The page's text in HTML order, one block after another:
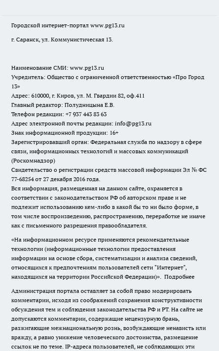
Городской интернет-портал www.pg13.ru
г. Саранск, ул. Коммунистическая 13.
Наименование СМИ: www.pg13.ru
Учредитель: Общество с ограниченной ответственностью «Про Город
13»
Адрес: 610000, г. Киров, ул. М. Гвардии 82, оф.411
Главный редактор: Полудницына Е.В.
Телефон редакции: +7 937 443 83 63
Адрес электронной почты редакции: info@pg13.ru
Знак информационной продукции: 16+
Зарегистрировавший орган: Федеральная служба по надзору в сфере
связи, информационных технологий и массовых коммуникаций
(Роскомнадзор)
Свидетельство о регистрации средств массовой информации Эл № ФС
77-68254 от 27 декабря 2016 года.
Вся информация, размещенная на данном сайте, охраняется в
соответствии с законодательством РФ об авторском праве и не
подлежит использованию кем-либо в какой бы то ни было форме, в
том числе воспроизведению, распространению, переработке не иначе
как с письменного разрешения правообладателя.
«На информационном ресурсе применяются рекомендательные
технологии (информационные технологии предоставления
информации на основе сбора, систематизации и анализа сведений,
относящихся к предпочтениям пользователей сети "Интернет",
находящихся на территории Российской Федерации)». Подробнее
Администрация портала оставляет за собой право модерировать
комментарии, исходя из соображений сохранения конструктивности
обсуждения тем и соблюдения законодательства РФ и РТ. На сайте не
допускаются комментарии, содержащие нецензурную брань,
разжигающие межнациональную рознь, возбуждающие ненависть или
вражду, а равно унижение человеческого достоинства, размещение
ссылок не по теме. IP-адреса пользователей, не соблюдающих эти